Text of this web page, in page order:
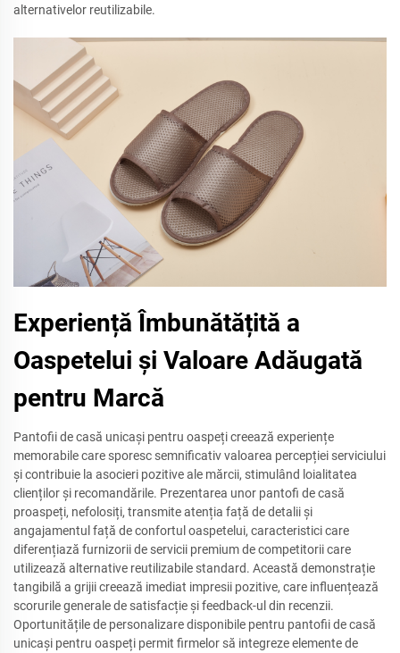
alternativelor reutilizabile.
Experiență Îmbunătățită a
Oaspetelui și Valoare Adăugată
pentru Marcă
Pantofii de casă unicași pentru oaspeți creează experiențe
memorabile care sporesc semnificativ valoarea percepției serviciului
și contribuie la asocieri pozitive ale mărcii, stimulând loialitatea
clienților și recomandările. Prezentarea unor pantofi de casă
proaspeți, nefolosiți, transmite atenția față de detalii și
angajamentul față de confortul oaspetelui, caracteristici care
diferențiază furnizorii de servicii premium de competitorii care
utilizează alternative reutilizabile standard. Această demonstrație
tangibilă a grijii creează imediat impresii pozitive, care influențează
scorurile generale de satisfacție și feedback-ul din recenzii.
Oportunitățile de personalizare disponibile pentru pantofii de casă
unicași pentru oaspeți permit firmelor să integreze elemente de